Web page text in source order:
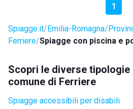
1
Spiagge.it Emilia-Romagna
Ferriere Spiagge con piscina e
Scopri le diverse tipologie
comune di Ferriere
Spiagge accessibili per disabili